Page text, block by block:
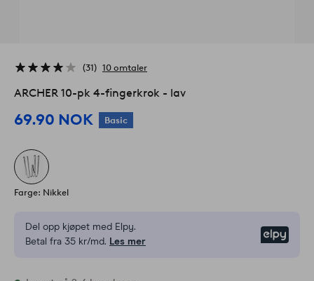
31 10 omtaler
ARCHER 10-pk 4-fingerkrok - lav
69.90 NOK Basic
Farge: Nikkel
Del opp kjøpet med Elpy.
Betal fra 35 kr/md. Les mer